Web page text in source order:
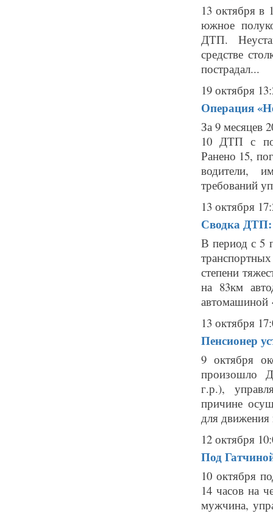
13 октября в
южное
ДТП.
средстве
пострадал...
19 октября
Операция
За 9 месяцев
10 ДТП с
Ранено 15,
водители,
требований
13 октября
Сводка ДТП:
В период с 5
степени
на 83км
13 октября
Пенсионер
9 октября
произошло
г.р.),
причине
для движения
12 октября
Под
10 октября
14 часов на
мужчина,